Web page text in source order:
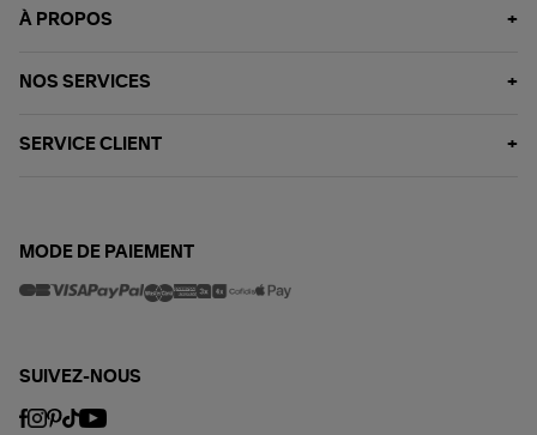
À PROPOS
NOS SERVICES
SERVICE CLIENT
MODE DE PAIEMENT
SUIVEZ-NOUS